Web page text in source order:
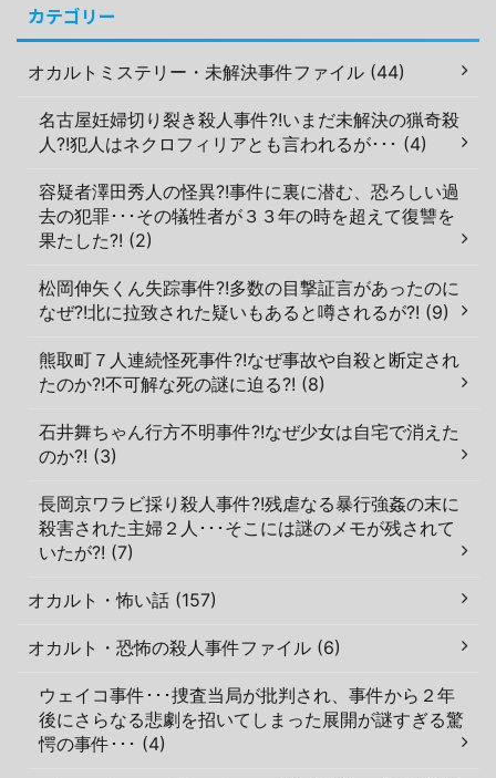
カテゴリー
オカルトミステリー・未解決事件ファイル (44)
名古屋妊婦切り裂き殺人事件?!いまだ未解決の猟奇殺
人?!犯人はネクロフィリアとも言われるが･･･ (4)
容疑者澤田秀人の怪異?!事件に裏に潜む、恐ろしい過
去の犯罪･･･その犠牲者が３３年の時を超えて復讐を
果たした?! (2)
松岡伸矢くん失踪事件?!多数の目撃証言があったのに
なぜ?!北に拉致された疑いもあると噂されるが?! (9)
熊取町７人連続怪死事件?!なぜ事故や自殺と断定され
たのか?!不可解な死の謎に迫る?! (8)
石井舞ちゃん行方不明事件?!なぜ少女は自宅で消えた
のか?! (3)
長岡京ワラビ採り殺人事件?!残虐なる暴行強姦の末に
殺害された主婦２人･･･そこには謎のメモが残されて
いたが?! (7)
オカルト・怖い話 (157)
オカルト・恐怖の殺人事件ファイル (6)
ウェイコ事件･･･捜査当局が批判され、事件から２年
後にさらなる悲劇を招いてしまった展開が謎すぎる驚
愕の事件･･･ (4)